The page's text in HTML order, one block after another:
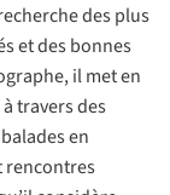
des plus
et des bonnes
il met en
travers des
en
rencontres